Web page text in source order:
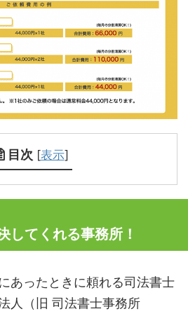
目次 [表示]
してくれる事務所！
あったときに頼れる司法書士
人（旧 司法書士事務所